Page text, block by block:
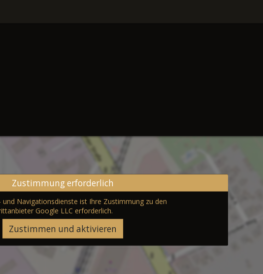
Zustimmung erforderlich
und Navigationsdienste ist Ihre Zustimmung zu den
Google LLC erforderlich.
Zustimmen und aktivieren